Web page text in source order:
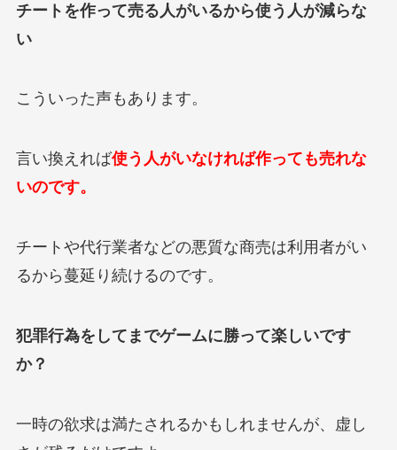
チートを作って売る人がいるから使う人が減らな
い
こういった声もあります。
言い換えれば使う人がいなければ作っても売れな
いのです。
チートや代行業者などの悪質な商売は利用者がい
るから蔓延り続けるのです。
犯罪行為をしてまでゲームに勝って楽しいです
か？
一時の欲求は満たされるかもしれませんが、虚し